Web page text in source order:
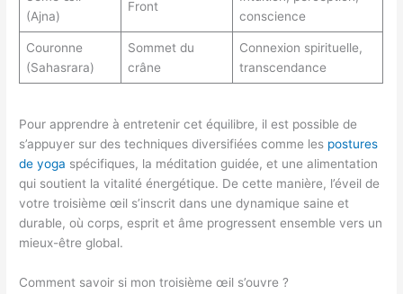
(Ajna)
Front
conscience
Couronne
(Sahasrara)
Sommet du
crâne
Connexion spirituelle,
transcendance
Pour apprendre à entretenir cet équilibre, il est possible de
s’appuyer sur des techniques diversifiées comme les postures
de yoga spécifiques, la méditation guidée, et une alimentation
qui soutient la vitalité énergétique. De cette manière, l’éveil de
votre troisième œil s’inscrit dans une dynamique saine et
durable, où corps, esprit et âme progressent ensemble vers un
mieux-être global.
Comment savoir si mon troisième œil s’ouvre ?